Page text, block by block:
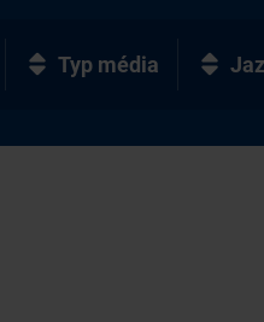
Typ média